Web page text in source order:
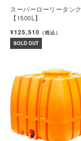
スーパーローリータンク
【1500L】
¥125,510 （税込）
SOLD OUT